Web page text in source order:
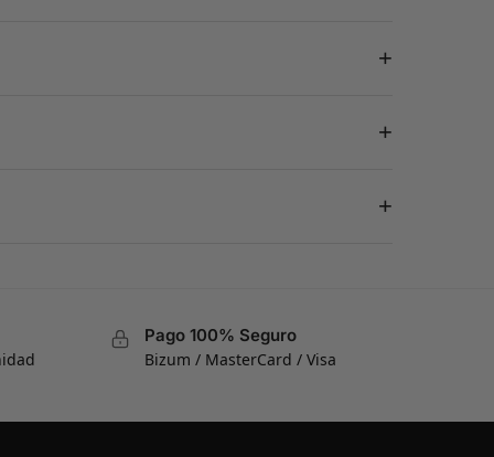
+
+
+
Pago 100% Seguro
Bizum / MasterCard / Visa